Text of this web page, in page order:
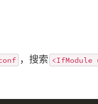
，搜索 <IfModule